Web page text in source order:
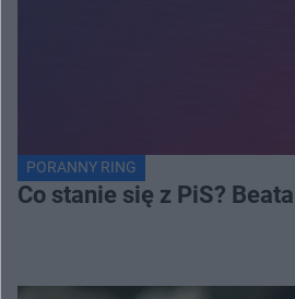
PORANNY RING
Co stanie się z PiS?